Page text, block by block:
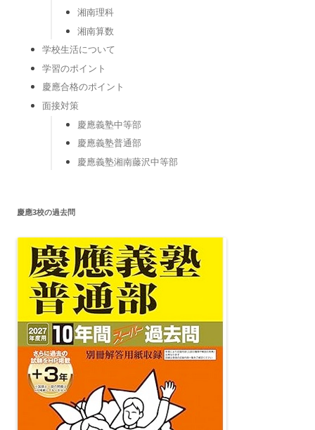
湘南理科
湘南算数
学校生活について
学習のポイント
慶應合格のポイント
面接対策
慶應義塾中等部
慶應義塾普通部
慶應義塾湘南藤沢中等部
慶應3校の過去問